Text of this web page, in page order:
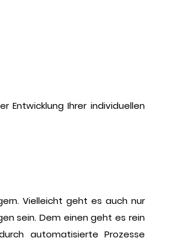
Entwicklung Ihrer individuellen
Vielleicht geht es auch nur
sein. Dem einen geht es rein
automatisierte Prozesse